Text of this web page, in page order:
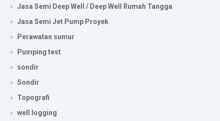
Jasa Semi Deep Well / Deep Well Rumah Tangga
Jasa Semi Jet Pump Proyek
Perawatan sumur
Pumping test
sondir
Sondir
Topografi
well logging